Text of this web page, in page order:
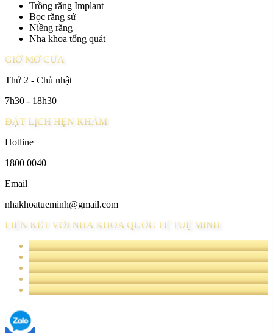
Trồng răng Implant
Bọc răng sứ
Niềng răng
Nha khoa tổng quát
GIỜ MỞ CỬA
Thứ 2 - Chủ nhật
7h30 - 18h30
ĐẶT LỊCH HẸN KHÁM
Hotline
1800 0040
Email
nhakhoatueminh@gmail.com
LIÊN KẾT VỚI NHA KHOA QUỐC TẾ TUỆ MINH